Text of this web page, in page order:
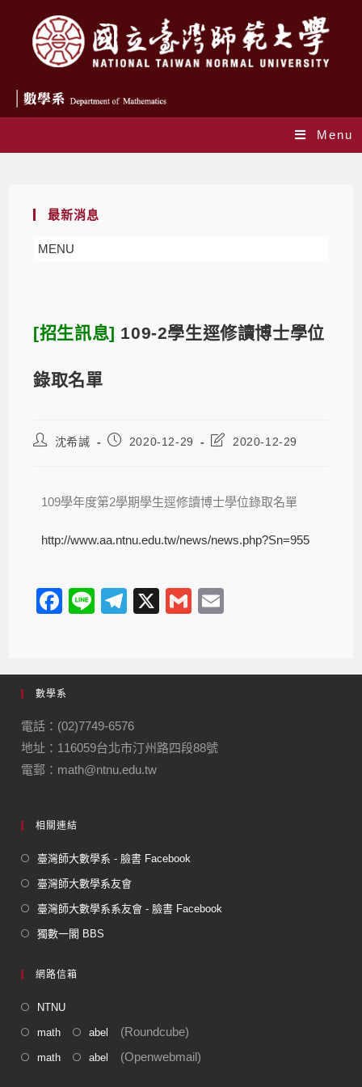
Menu
最新消息
MENU
[招生訊息] 109-2學生逕修讀博士學位
錄取名單
沈希諴 2020-12-29 2020-12-29
109學年度第2學期學生逕修讀博士學位錄取名單
http://www.aa.ntnu.edu.tw/news/news.php?Sn=955
F
e
b
o
o
k
Li
T
gr
m
X
G
數學系
電話：(02)7749-6576
地址：116059台北市汀州路四段88號
電郵：math@ntnu.edu.tw
相關連結
臺灣師大數學系 - 臉書 Facebook
臺灣師大數學系友會
臺灣師大數學系系友會 - 臉書 Facebook
獨數一閣 BBS
網路信箱
NTNU
math abel (Roundcube)
math abel (Openwebmail)